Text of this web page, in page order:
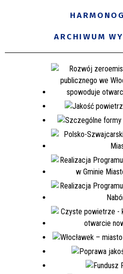
ARCHIWUM